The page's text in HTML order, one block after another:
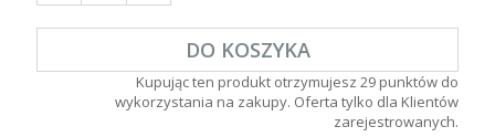
DO KOSZYKA
Kupując ten produkt otrzymujesz 29 punktów do
wykorzystania na zakupy. Oferta tylko dla Klientów
zarejestrowanych.